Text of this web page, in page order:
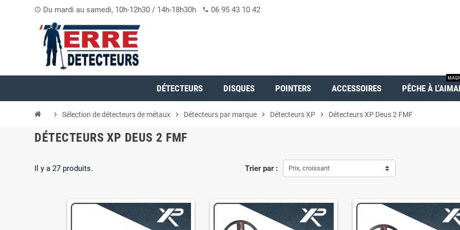
access_time Du mardi au samedi, 10h-12h30 / 14h-18h30h phone 06 95 43 10 42
DÉTECTEURS DISQUES POINTERS ACCESSOIRES PÊCHE À
chevron_right Sélection de détecteurs de métaux chevron_right Détecteurs par marque chevron_right Détecteurs XP chevron_right Détecteurs XP Deus 2 FMF
DÉTECTEURS XP DEUS 2 FMF
Trier par : Prix, croissant
Il y a 27 produits.